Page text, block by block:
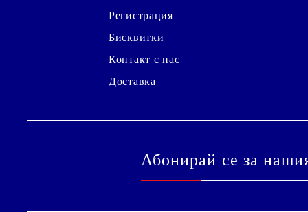
Регистрация
Бисквитки
Контакт с нас
Доставка
Абонирай се за